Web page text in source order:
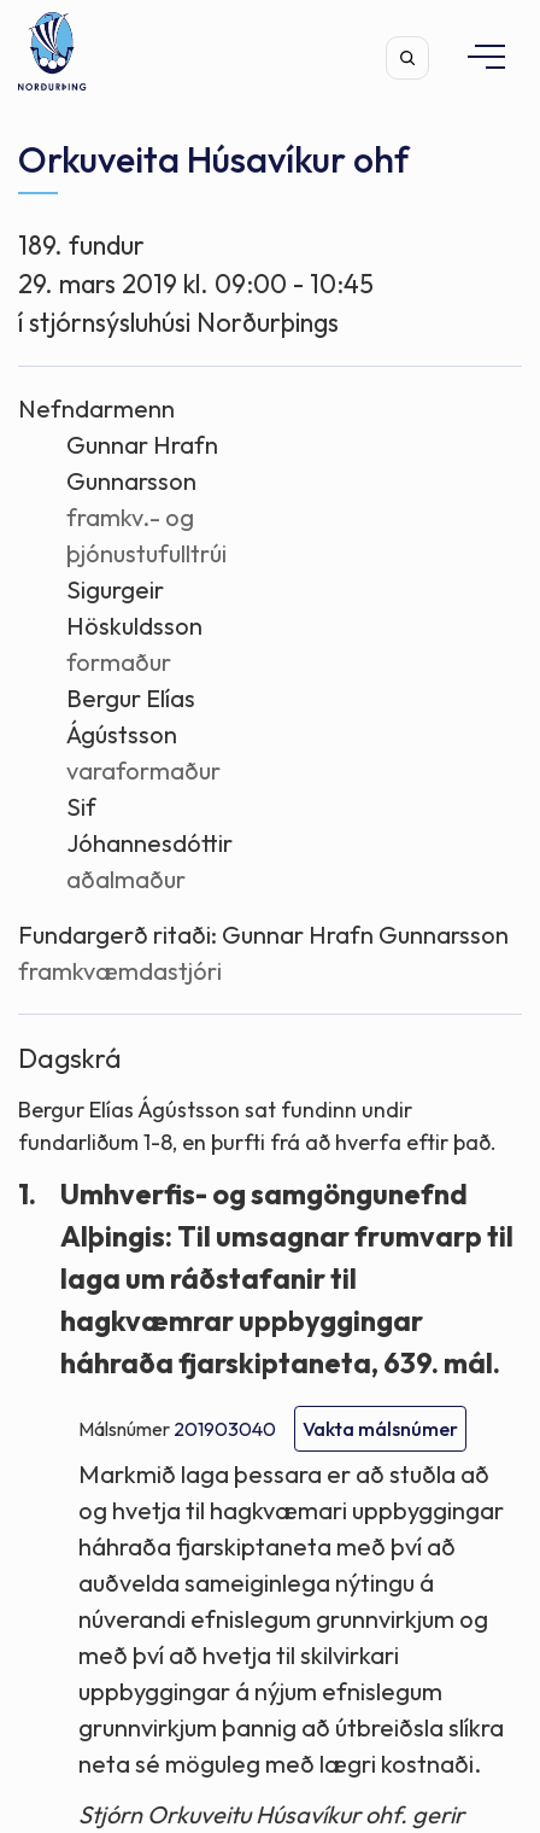
Leita
Orkuveita Húsavíkur ohf
189. fundur
29. mars 2019 kl. 09:00 - 10:45
í stjórnsýsluhúsi Norðurþings
Nefndarmenn
Gunnar Hrafn
Gunnarsson
framkv.- og
þjónustufulltrúi
Sigurgeir
Höskuldsson
formaður
Bergur Elías
Ágústsson
varaformaður
Sif
Jóhannesdóttir
aðalmaður
Fundargerð ritaði: Gunnar Hrafn Gunnarsson
framkvæmdastjóri
Dagskrá
Bergur Elías Ágústsson sat fundinn undir
fundarliðum 1-8, en þurfti frá að hverfa eftir það.
1.
Umhverfis- og samgöngunefnd
Alþingis: Til umsagnar frumvarp til
laga um ráðstafanir til
hagkvæmrar uppbyggingar
háhraða fjarskiptaneta, 639. mál.
Málsnúmer 201903040 Vakta málsnúmer
Markmið laga þessara er að stuðla að
og hvetja til hagkvæmari uppbyggingar
háhraða fjarskiptaneta með því að
auðvelda sameiginlega nýtingu á
núverandi efnislegum grunnvirkjum og
með því að hvetja til skilvirkari
uppbyggingar á nýjum efnislegum
grunnvirkjum þannig að útbreiðsla slíkra
neta sé möguleg með lægri kostnaði.
Stjórn Orkuveitu Húsavíkur ohf. gerir